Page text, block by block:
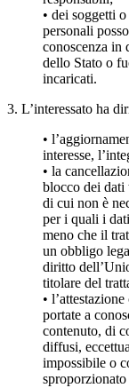
• dei soggetti
personali
conoscenza in
dello Stato o
incaricati.
3. L’interessato ha
•
interesse,
• la
blocco dei dati
di cui non è
per i quali i
meno che il
un obbligo
diritto
titolare del
•
portate a
contenuto, di
diffusi,
impossibile o